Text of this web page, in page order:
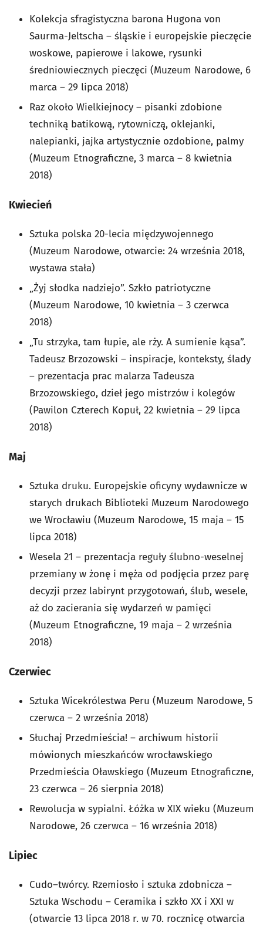
Kolekcja sfragistyczna barona Hugona von
Saurma-Jeltscha – śląskie i europejskie pieczęcie
woskowe, papierowe i lakowe, rysunki
średniowiecznych pieczęci (Muzeum Narodowe, 6
marca – 29 lipca 2018)
Raz około Wielkiejnocy – pisanki zdobione
techniką batikową, rytowniczą, oklejanki,
nalepianki, jajka artystycznie ozdobione, palmy
(Muzeum Etnograficzne, 3 marca – 8 kwietnia
2018)
Kwiecień
Sztuka polska 20-lecia międzywojennego
(Muzeum Narodowe, otwarcie: 24 września 2018,
wystawa stała)
„Żyj słodka nadziejo”. Szkło patriotyczne
(Muzeum Narodowe, 10 kwietnia – 3 czerwca
2018)
„Tu strzyka, tam łupie, ale rży. A sumienie kąsa”.
Tadeusz Brzozowski – inspiracje, konteksty, ślady
– prezentacja prac malarza Tadeusza
Brzozowskiego, dzieł jego mistrzów i kolegów
(Pawilon Czterech Kopuł, 22 kwietnia – 29 lipca
2018)
Maj
Sztuka druku. Europejskie oficyny wydawnicze w
starych drukach Biblioteki Muzeum Narodowego
we Wrocławiu (Muzeum Narodowe, 15 maja – 15
lipca 2018)
Wesela 21 – prezentacja reguły ślubno-weselnej
przemiany w żonę i męża od podjęcia przez parę
decyzji przez labirynt przygotowań, ślub, wesele,
aż do zacierania się wydarzeń w pamięci
(Muzeum Etnograficzne, 19 maja – 2 września
2018)
Czerwiec
Sztuka Wicekrólestwa Peru (Muzeum Narodowe, 5
czerwca – 2 września 2018)
Słuchaj Przedmieścia! – archiwum historii
mówionych mieszkańców wrocławskiego
Przedmieścia Oławskiego (Muzeum Etnograficzne,
23 czerwca – 26 sierpnia 2018)
Rewolucja w sypialni. Łóżka w XIX wieku (Muzeum
Narodowe, 26 czerwca – 16 września 2018­)
Lipiec
Cudo–twórcy. Rzemiosło i sztuka zdobnicza –
Sztuka Wschodu – Ceramika i szkło XX i XXI w
(otwarcie 13 lipca 2018 r. w 70. rocznicę otwarcia